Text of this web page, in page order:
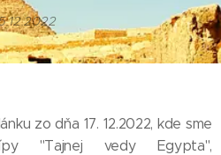
zo dňa 17. 12.2022, kde sme
"Tajnej vedy Egypta",